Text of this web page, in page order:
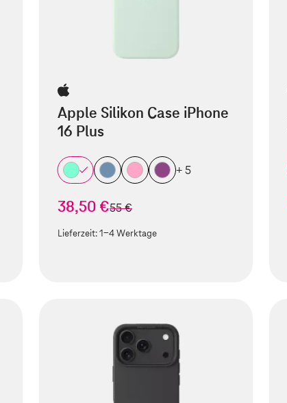
Apple Silikon Case iPhone
16 Plus
+ 5
38,50 €statt
55 €
Lieferzeit:1-4 Werktage